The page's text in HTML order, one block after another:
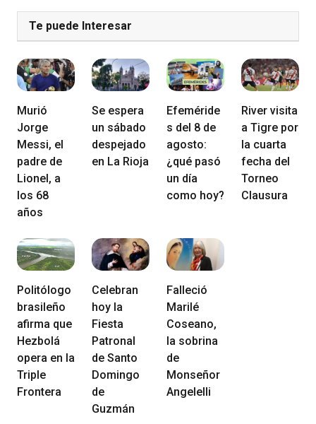
Te puede Interesar
Murió
Jorge
Messi, el
padre de
Lionel, a
los 68
años
Se espera
un sábado
despejado
en La Rioja
Efeméride
s del 8 de
agosto:
¿qué pasó
un día
como hoy?
River visita
a Tigre por
la cuarta
fecha del
Torneo
Clausura
Politólogo
brasileño
afirma que
Hezbolá
opera en la
Triple
Frontera
Celebran
hoy la
Fiesta
Patronal
de Santo
Domingo
de
Guzmán
Falleció
Marilé
Coseano,
la sobrina
de
Monseñor
Angelelli